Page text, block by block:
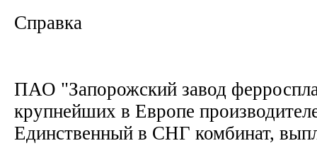
Справка
ПАО "Запорожский завод
крупнейших в Европе
Единственный в СНГ комбинат,